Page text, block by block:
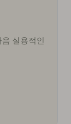
실용적인